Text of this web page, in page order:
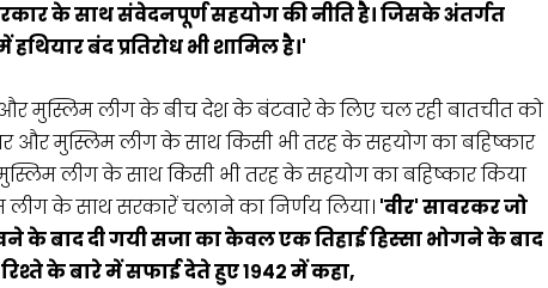
के साथ संवेदनपूर्ण सहयोग की नीति है। जिसके अंतर्गत
बंद प्रतिरोध भी शामिल है।'
मुस्लिम लीग के बीच देश के बंटवारे के लिए चल रही बातचीत को
और मुस्लिम लीग के साथ किसी भी तरह के सहयोग का बहिष्कार
लीग के साथ किसी भी तरह के सहयोग का बहिष्कार किया
के साथ सरकारें चलाने का निर्णय लिया। 'वीर' सावरकर जो
बाद दी गयी सजा का केवल एक तिहाई हिस्सा भोगने के बाद
के बारे में सफाई देते हुए १९४२ में कहा,